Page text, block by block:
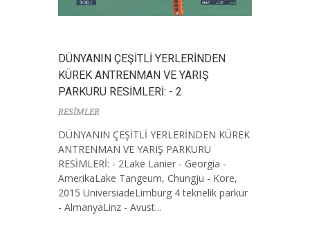
DÜNYANIN ÇEŞİTLİ YERLERİNDEN
KÜREK ANTRENMAN VE YARIŞ
PARKURU RESİMLERİ: - 2
RESİMLER
DÜNYANIN ÇEŞİTLİ YERLERİNDEN KÜREK
ANTRENMAN VE YARIŞ PARKURU
RESİMLERİ: - 2Lake Lanier - Georgia -
AmerikaLake Tangeum, Chungju - Kore,
2015 UniversiadeLimburg 4 teknelik parkur
- AlmanyaLinz - Avust...